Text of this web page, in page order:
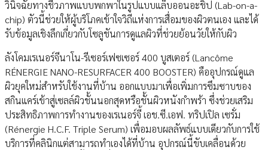
วินิจฉัยทางชีวภาพแบบพกพาในรูปแบบแล็บออนอะชิป (Lab-on-a-
chip) ตัวนี้ช่วยให้ผู้บริโภคเข้าใจวิถีแห่งการเสื่อมของผิวตนเอง และได้
รับข้อมูลเชิงลึกเกี่ยวกับโซลูชันการดูแลผิวที่ช่วยย้อนวัยให้กับผิว
ลังโคมเรเนอร์จีนาโน-รีเซอร์เฟซเซอร์ 400 บูสเตอร์ (Lancôme
RÉNERGIE NANO-RESURFACER 400 BOOSTER) คืออุปกรณ์ดูแล
ผิวยุคใหม่สำหรับใช้งานที่บ้าน ออกแบบมาเพื่อเพิ่มการซึมซาบของ
สกินแคร์เข้าสู่เซลล์ผิวชั้นนอกสุดหรือชั้นผิวหนังกำพร้า ซึ่งช่วยเสริม
ประสิทธิภาพการทำงานของเรเนอร์จี้ เอช.ซี.เอฟ. ทริปเปิล เซรั่ม
(Rénergie H.C.F. Triple Serum) เพื่อมอบผลลัพธ์แบบเดียวกับการใช้
บริการที่คลินิกแต่สามารถทำเองได้ที่บ้าน อุปกรณ์นี้ขับเคลื่อนด้วย